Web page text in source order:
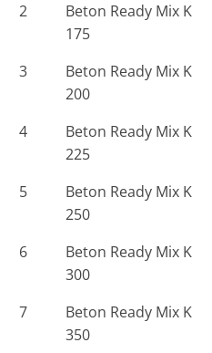
2
Beton Ready Mix K
175
3
Beton Ready Mix K
200
4
Beton Ready Mix K
225
5
Beton Ready Mix K
250
6
Beton Ready Mix K
300
7
Beton Ready Mix K
350